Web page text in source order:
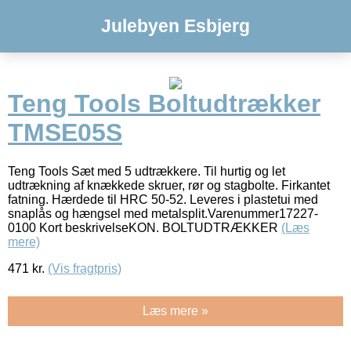
Julebyen Esbjerg
Teng Tools Boltudtrækker
TMSE05S
Teng Tools Sæt med 5 udtrækkere. Til hurtig og let
udtrækning af knækkede skruer, rør og stagbolte. Firkantet
fatning. Hærdede til HRC 50-52. Leveres i plastetui med
snaplås og hængsel med metalsplit.Varenummer17227-
0100 Kort beskrivelseKON. BOLTUDTRÆKKER (Læs
mere)
471 kr. (Vis fragtpris)
Læs mere »